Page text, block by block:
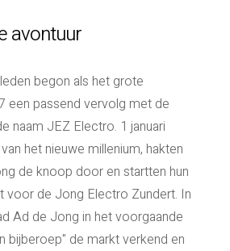
avontuur
begon als het grote
een passend vervolg met de
naam JEZ Electro. 1 januari
het nieuwe millenium, hakten
de knoop door en startten hun
voor de Jong Electro Zundert. In
Ad de Jong in het voorgaande
bijberoep" de markt verkend en